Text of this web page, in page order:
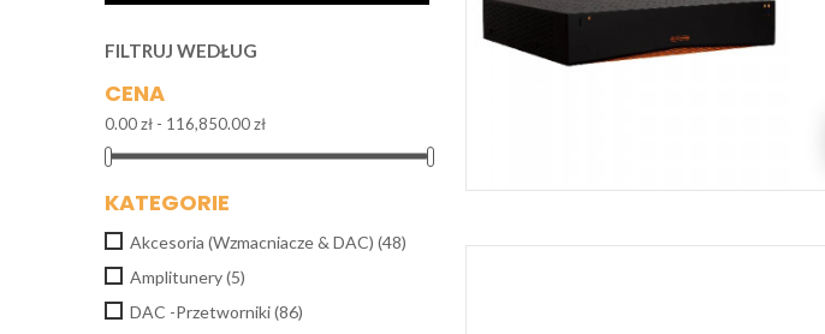
FILTRUJ WEDŁUG
CENA
0.00 zł - 116,850.00 zł
KATEGORIE
Akcesoria (Wzmacniacze & DAC) (48)
Amplitunery(5)
DAC -Przetworniki(86)